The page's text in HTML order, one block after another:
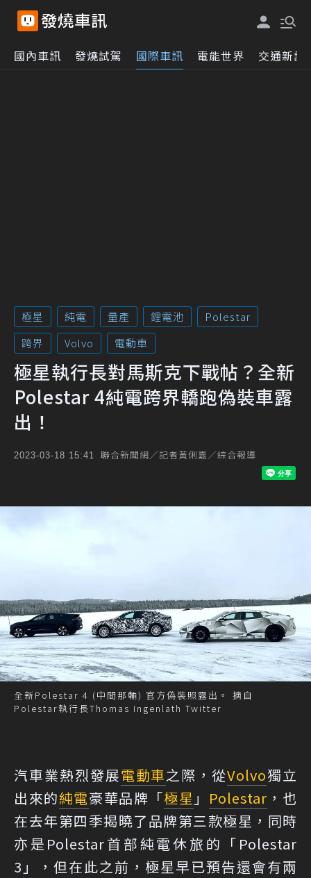
國內車訊 發燒試駕 國際車訊 電能世界 交通新訊
極星 純電 量產 鋰電池
Polestar
跨界
Volvo 電動車
極星執行長對馬斯克下戰帖？全新
Polestar 4純電跨界轎跑偽裝車露
出！
2023-03-18 15:41 聯合新聞網／記者黃俐嘉／綜合報導
全新Polestar 4 (中間那輛) 官方偽裝照露出。 摘自
Polestar執行長Thomas Ingenlath Twitter
汽車業熱烈發展電動車之際，從Volvo獨立
出來的純電豪華品牌「極星 」 Polestar ，也
在去年第四季揭曉了品牌第三款極星，同時
亦是Polestar首部純電休旅的「Polestar
3」，但在此之前，極星早已預告還會有兩